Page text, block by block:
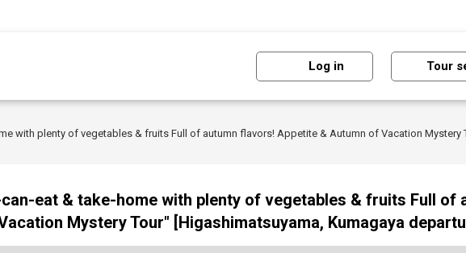
Log in Tour
with plenty of vegetables & fruits Full of autumn flavors! Appetite & Autumn of Vacation Mystery
eat & take-home with plenty of vegetables & fruits Full of
Mystery Tour" [Higashimatsuyama, Kumagaya